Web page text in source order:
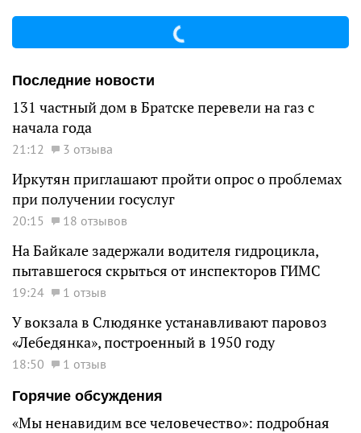
Последние новости
131 частный дом в Братске перевели на газ с
начала года
21:12 3 отзыва
Иркутян приглашают пройти опрос о проблемах
при получении госуслуг
20:15 18 отзывов
На Байкале задержали водителя гидроцикла,
пытавшегося скрыться от инспекторов ГИМС
19:24 1 отзыв
У вокзала в Слюдянке устанавливают паровоз
«Лебедянка», построенный в 1950 году
18:50
1 отзыв
Горячие обсуждения
«Мы ненавидим все человечество»: подробная